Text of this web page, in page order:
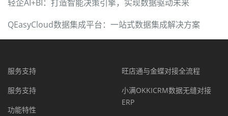
轻企AI+BI：打造智能决策引擎，实现数据驱动未来
QEasyCloud数据集成平台：一站式数据集成解决方案
服务支持
服务支持
功能特性
旺店通与金蝶对接全流程
小满OKKICRM数据无缝对接
ERP